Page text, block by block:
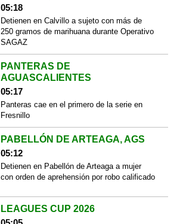
05:18
Detienen en Calvillo a sujeto con más de
250 gramos de marihuana durante Operativo
SAGAZ
PANTERAS DE
AGUASCALIENTES
05:17
Panteras cae en el primero de la serie en
Fresnillo
PABELLÓN DE ARTEAGA, AGS
05:12
Detienen en Pabellón de Arteaga a mujer
con orden de aprehensión por robo calificado
LEAGUES CUP 2026